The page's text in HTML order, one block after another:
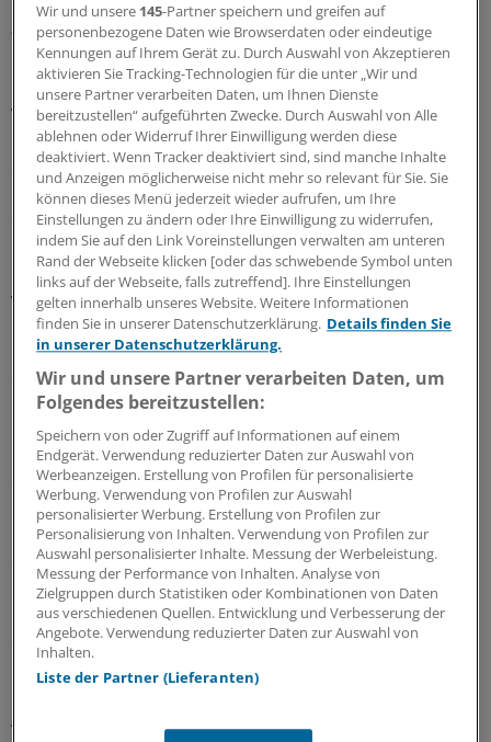
74 Prozent der Deutschen: IT macht
Gesundheitssystem bezahlbar
Viele Umfrageteilnehmer sehen in Sachen Gesundheits-
IT sogar dringenden Handlungsbedarf: Drei Viertel der
deutschen Bürger halten demnach das deutsche
Gesundheitssystem für nicht zukunftsfähig und für
dringend renovierungsbedürftig. Innovative IT dagegen
"macht das Gesundheitssystem bezahlbar, bei gleich
bleibend hoher Qualität" - so laut Umfrage die Meinung
von 74 Prozent der Deutschen.
"Die Ergebnisse unserer Umfrage sind überraschend
eindeutig: Der Bürger wünscht sich mehr Vernetzung
und sieht im Einsatz von Informationstechnik die
Chance, das deutsche Gesundheitssystem zu
modernisieren, Kosten zu senken und auf den
demografischen Wandel zu reagieren" kommentiert
Ralph Haupter, Vorsitzender der Geschäftsführung von
Microsoft Deutschland, die Ergebnisse der Umfrage in
einer Mitteilung des Unternehmens.
Durch den Einsatz von moderner IT erhielten Patienten
darüber hinaus "mehr Lebensqualität durch mehr
Mobilität, mehr Sicherheit und Selbstbestimmung".
Auch bei den Zustimmungsanteilen zu weiteren
Wir und unsere 145-Partner speichern und greifen auf
personenbezogene Daten wie Browserdaten oder eindeutige
Kennungen auf Ihrem Gerät zu. Durch Auswahl von Akzeptieren
aktivieren Sie Tracking-Technologien für die unter „Wir und
unsere Partner verarbeiten Daten, um Ihnen Dienste
bereitzustellen“ aufgeführten Zwecke. Durch Auswahl von Alle
ablehnen oder Widerruf Ihrer Einwilligung werden diese
deaktiviert. Wenn Tracker deaktiviert sind, sind manche Inhalte
und Anzeigen möglicherweise nicht mehr so relevant für Sie. Sie
können dieses Menü jederzeit wieder aufrufen, um Ihre
Einstellungen zu ändern oder Ihre Einwilligung zu widerrufen,
indem Sie auf den Link Voreinstellungen verwalten am unteren
Rand der Webseite klicken [oder das schwebende Symbol unten
links auf der Webseite, falls zutreffend]. Ihre Einstellungen
gelten innerhalb unseres Website. Weitere Informationen
finden Sie in unserer Datenschutzerklärung. Details finden Sie
in unserer Datenschutzerklärung.
Wir und unsere Partner verarbeiten Daten, um
Folgendes bereitzustellen:
Speichern von oder Zugriff auf Informationen auf einem
Endgerät. Verwendung reduzierter Daten zur Auswahl von
Werbeanzeigen. Erstellung von Profilen für personalisierte
Werbung. Verwendung von Profilen zur Auswahl
personalisierter Werbung. Erstellung von Profilen zur
Personalisierung von Inhalten. Verwendung von Profilen zur
Auswahl personalisierter Inhalte. Messung der Werbeleistung.
Messung der Performance von Inhalten. Analyse von
Zielgruppen durch Statistiken oder Kombinationen von Daten
aus verschiedenen Quellen. Entwicklung und Verbesserung der
Angebote. Verwendung reduzierter Daten zur Auswahl von
Inhalten.
Liste der Partner (Lieferanten)